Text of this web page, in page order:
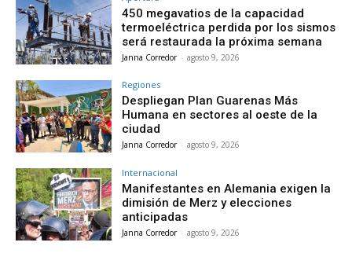
450 megavatios de la capacidad
termoeléctrica perdida por los sismos
será restaurada la próxima semana
Janna Corredor - agosto 9, 2026
Regiones
Despliegan Plan Guarenas Más
Humana en sectores al oeste de la
ciudad
Janna Corredor - agosto 9, 2026
Internacional
Manifestantes en Alemania exigen la
dimisión de Merz y elecciones
anticipadas
Janna Corredor - agosto 9, 2026